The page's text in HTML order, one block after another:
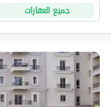
جميع العقارات